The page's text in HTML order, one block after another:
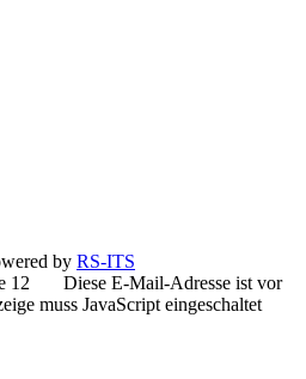
by RS-ITS
12
Diese E-Mail-Adresse ist vor
muss JavaScript eingeschaltet